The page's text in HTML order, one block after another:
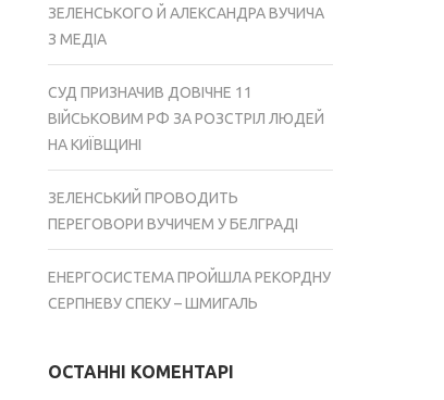
ЗЕЛЕНСЬКОГО Й АЛЕКСАНДРА ВУЧИЧА
З МЕДІА
СУД ПРИЗНАЧИВ ДОВІЧНЕ 11
ВІЙСЬКОВИМ РФ ЗА РОЗСТРІЛ ЛЮДЕЙ
НА КИЇВЩИНІ
ЗЕЛЕНСЬКИЙ ПРОВОДИТЬ
ПЕРЕГОВОРИ ВУЧИЧЕМ У БЕЛГРАДІ
ЕНЕРГОСИСТЕМА ПРОЙШЛА РЕКОРДНУ
СЕРПНЕВУ СПЕКУ – ШМИГАЛЬ
ОСТАННІ КОМЕНТАРІ